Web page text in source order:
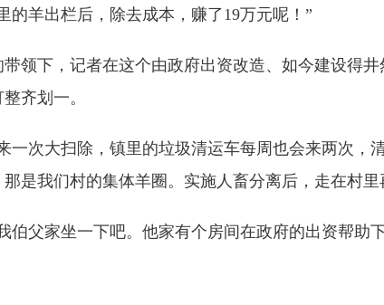
的羊出栏后，除去成本，赚了19万元呢！”
下，记者在这个由政府出资改造、如今建设得井
齐划一。
次大扫除，镇里的垃圾清运车每周也会来两次，
是我们村的集体羊圈。实施人畜分离后，走在村
父家坐一下吧。他家有个房间在政府的出资帮助